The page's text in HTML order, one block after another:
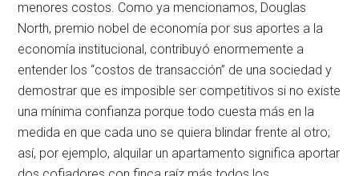
menores costos. Como ya mencionamos, Douglas
North, premio nobel de economía por sus aportes a la
economía institucional, contribuyó enormemente a
entender los “costos de transacción” de una sociedad y
demostrar que es imposible ser competitivos si no existe
una mínima confianza porque todo cuesta más en la
medida en que cada uno se quiera blindar frente al otro;
así, por ejemplo, alquilar un apartamento significa aportar